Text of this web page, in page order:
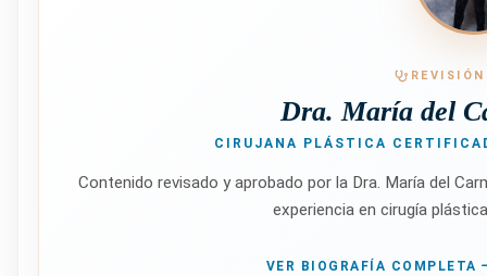
Dra. María del
CIRUJANA PLÁSTICA
Contenido revisado y aprobado por la Dra. María del
experiencia en cirugía
VER BIOGRAFÍA COMPLETA